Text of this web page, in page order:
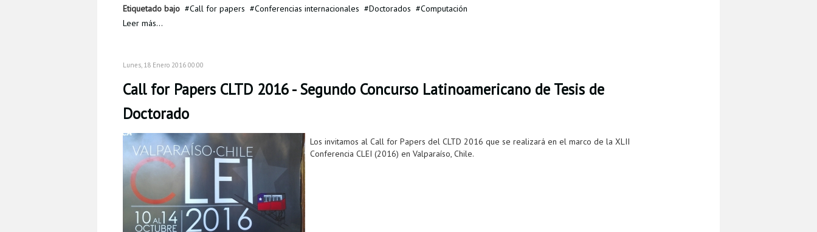
Etiquetado bajo
Call for papers Conferencias internacionales Doctorados
Computación
Leer más...
Lunes, 18 Enero 2016 00:00
Call for Papers CLTD 2016 - Segundo Concurso Latinoamericano de Tesis de
Doctorado
Los invitamos al Call for Papers del CLTD 2016 que se realizará en el marco de la XLII
Conferencia CLEI (2016) en Valparaíso, Chile.